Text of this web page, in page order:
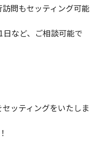
問もセッティング可能
など、ご相談可能で
ッティングをいたしま